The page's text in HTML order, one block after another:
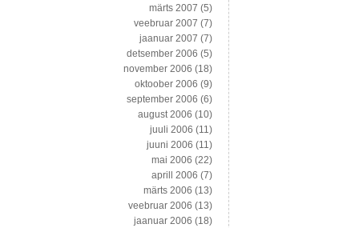
märts 2007 (5)
veebruar 2007 (7)
jaanuar 2007 (7)
detsember 2006 (5)
november 2006 (18)
oktoober 2006 (9)
september 2006 (6)
august 2006 (10)
juuli 2006 (11)
juuni 2006 (11)
mai 2006 (22)
aprill 2006 (7)
märts 2006 (13)
veebruar 2006 (13)
jaanuar 2006 (18)